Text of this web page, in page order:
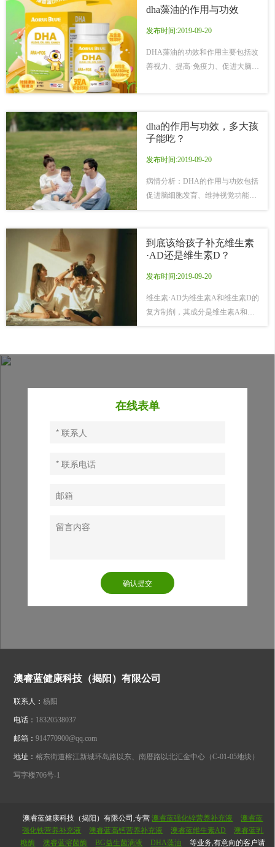
源特性（不含鱼腥味、无海洋污染
际效果因人而异，需结合自身需求
选择。
dha藻油的作用与功效
发布时间:2019-09-20
DHA藻油的功效和作用主要包括改
善视力、提高·免疫力、促进大脑发
dha的作用与功效，多大孩
子能吃？
发布时间:2019-09-20
病情分析：DHA的作用与功效包括
促进脑细胞发育、维持视觉功能、
经传导细胞的主要成分，参与脑细
胞的形成和发育，对维持大脑功能
DHA还可以促进视网膜感光细胞的
成熟，有助于维持视觉功能。
到底该给孩子补充维生素
·AD还是维生素D？
发布时间:2019-09-20
维生素·AD为维生素A和维生素D的
复方制剂，其成分是维生素A和维
了维生素A是维生素·AD和维生素D
在线表单
澳睿蓝健康科技（揭阳）有限公司
联系人：杨阳
电话： 18320538037
邮箱：914770900@qq.com
地址：榕东街道榕江新城环岛路以东、南厝路以北汇金中心（C-01-05地块）
写字楼706号-1
澳睿蓝健康科技（揭阳）有限公司,专营澳睿蓝强化锌营养补充液
澳睿蓝
强化铁营养补充液
澳睿蓝高钙营养补充液 澳睿蓝维生素AD
澳睿蓝乳
糖酶
澳睿蓝溶菌酶 BG益生菌滴液 DHA藻油 等业务,有意向的客户请